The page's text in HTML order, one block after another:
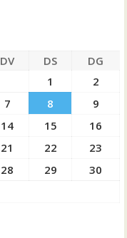
DV DS
DG
1
2
7 8
9
14 15
16
21 22
23
28 29
30